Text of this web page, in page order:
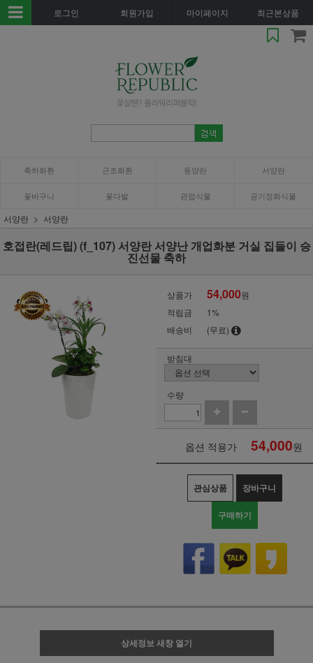
로그인 회원가입 마이페이지 최근본상품
축하화환 근조화환 동양란 서양란
꽃바구니 꽃다발 관엽식물 공기정화식물
서양란 서양란
호접란(레드립) (f_107) 서양란 서양난 개업화분 거실 집들이 승
진선물 축하
상품가 54,000원
적립금
1%
배송비
(무료)
받침대
수량
옵션 적용가 54,000원
관심상품 장바구니
구매하기
상세정보 새창 열기